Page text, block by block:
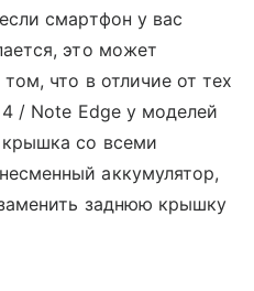
смартфон у вас
это может
что в отличие от тех
/ Note Edge у моделей
крышка со всеми
аккумулятор,
заднюю крышку